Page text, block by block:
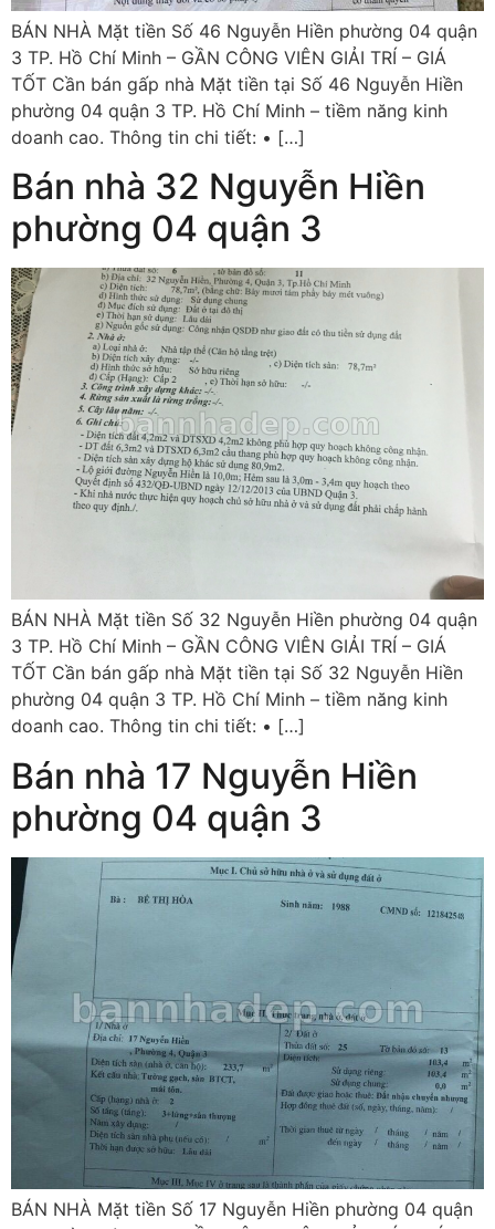
BÁN NHÀ Mặt tiền Số 46 Nguyễn Hiền phường 04 quận
3 TP. Hồ Chí Minh – GẦN CÔNG VIÊN GIẢI TRÍ – GIÁ
TỐT Cần bán gấp nhà Mặt tiền tại Số 46 Nguyễn Hiền
phường 04 quận 3 TP. Hồ Chí Minh – tiềm năng kinh
doanh cao. Thông tin chi tiết: • […]
Bán nhà 32 Nguyễn Hiền
phường 04 quận 3
BÁN NHÀ Mặt tiền Số 32 Nguyễn Hiền phường 04 quận
3 TP. Hồ Chí Minh – GẦN CÔNG VIÊN GIẢI TRÍ – GIÁ
TỐT Cần bán gấp nhà Mặt tiền tại Số 32 Nguyễn Hiền
phường 04 quận 3 TP. Hồ Chí Minh – tiềm năng kinh
doanh cao. Thông tin chi tiết: • […]
Bán nhà 17 Nguyễn Hiền
phường 04 quận 3
BÁN NHÀ Mặt tiền Số 17 Nguyễn Hiền phường 04 quận